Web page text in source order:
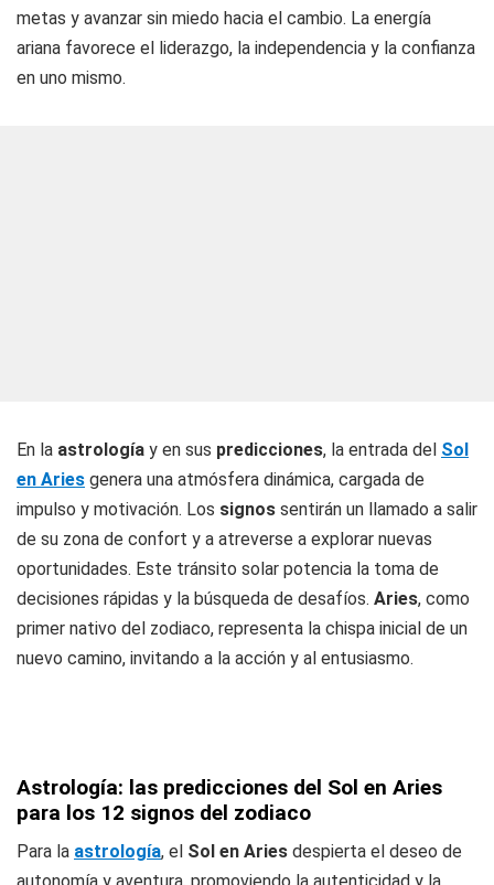
metas y avanzar sin miedo hacia el cambio. La energía
ariana favorece el liderazgo, la independencia y la confianza
en uno mismo.
En la astrología y en sus predicciones, la entrada del Sol
en Aries genera una atmósfera dinámica, cargada de
impulso y motivación. Los signos sentirán un llamado a salir
de su zona de confort y a atreverse a explorar nuevas
oportunidades. Este tránsito solar potencia la toma de
decisiones rápidas y la búsqueda de desafíos. Aries, como
primer nativo del zodiaco, representa la chispa inicial de un
nuevo camino, invitando a la acción y al entusiasmo.
Astrología: las predicciones del Sol en Aries
para los 12 signos del zodiaco
Para la astrología, el Sol en Aries despierta el deseo de